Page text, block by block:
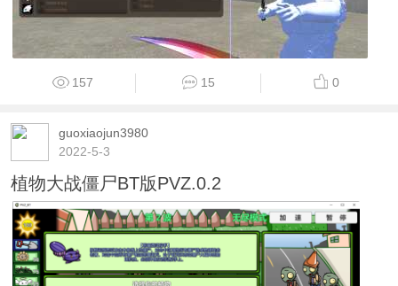
157 15 0
guoxiaojun3980
2022-5-3
植物大战僵尸BT版PVZ.0.2